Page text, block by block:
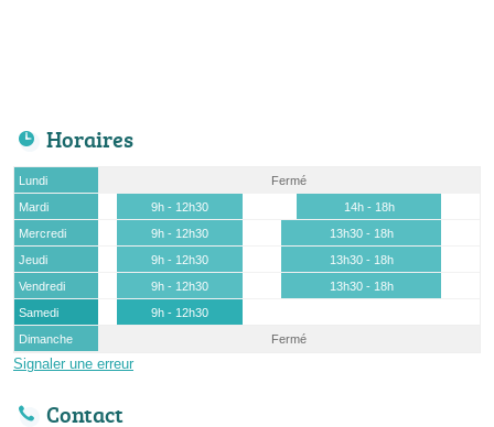
Horaires
Lundi
Fermé
Mardi
9h - 12h30
14h - 18h
Mercredi
9h - 12h30
13h30 - 18h
Jeudi
9h - 12h30
13h30 - 18h
Vendredi
9h - 12h30
13h30 - 18h
Samedi
9h - 12h30
Dimanche
Fermé
Signaler une erreur
Contact